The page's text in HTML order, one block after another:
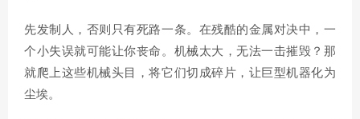
先发制人，否则只有死路一条。在残酷的金属对决中，一
个小失误就可能让你丧命。机械太大，无法一击摧毁？那
就爬上这些机械头目，将它们切成碎片，让巨型机器化为
尘埃。